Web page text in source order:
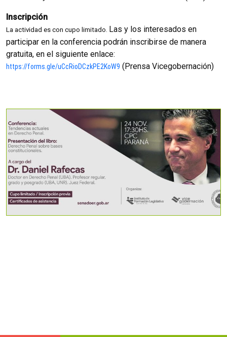
Inscripción
La actividad es con cupo limitado. Las y los interesados ​​en
participar en la conferencia podrán inscribirse de manera
gratuita, en el siguiente enlace:
https://forms.gle/uCcRioDCzkPE2KoW9 (Prensa Vicegobernación)